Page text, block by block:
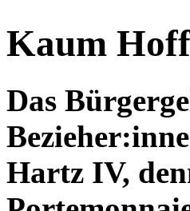
Kaum
Das
Hartz IV,